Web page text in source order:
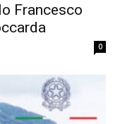
Francesco
0